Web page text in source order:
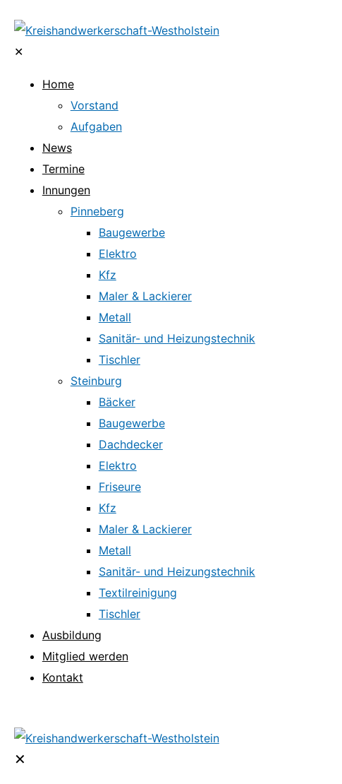
✕
Home
Vorstand
Aufgaben
News
Termine
Innungen
Pinneberg
Baugewerbe
Elektro
Kfz
Maler & Lackierer
Metall
Sanitär- und Heizungstechnik
Tischler
Steinburg
Bäcker
Baugewerbe
Dachdecker
Elektro
Friseure
Kfz
Maler & Lackierer
Metall
Sanitär- und Heizungstechnik
Textilreinigung
Tischler
Ausbildung
Mitglied werden
Kontakt
✕